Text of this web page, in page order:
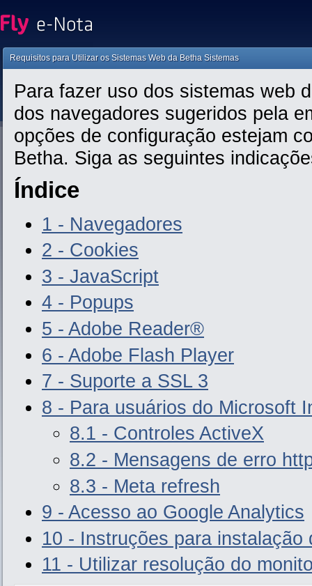
Requisitos para Utilizar os Sistemas Web da Betha Sistemas
Para fazer uso dos sistemas web
dos navegadores sugeridos pela
opções de configuração estejam
Betha. Siga as seguintes
Índice
1 - Navegadores
2 - Cookies
3 - JavaScript
4 - Popups
5 - Adobe Reader®
6 - Adobe Flash Player
7 - Suporte a SSL 3
8 - Para usuários do Microsoft
8.1 - Controles ActiveX
8.2 - Mensagens de erro
8.3 - Meta refresh
9 - Acesso ao Google Analytics
10 - Instruções para instalação
11 - Utilizar resolução do